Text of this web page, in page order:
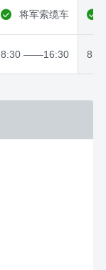
将军索缆车
8:30 ——16:30